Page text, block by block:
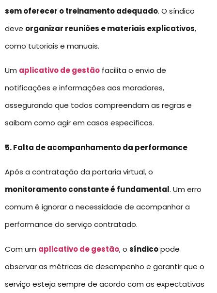
sem oferecer o treinamento adequado. O síndico
deve organizar reuniões e materiais explicativos,
como tutoriais e manuais.
Um aplicativo de gestão facilita o envio de
notificações e informações aos moradores,
assegurando que todos compreendam as regras e
saibam como agir em casos específicos.
5. Falta de acompanhamento da performance
Após a contratação da portaria virtual, o
monitoramento constante é fundamental. Um erro
comum é ignorar a necessidade de acompanhar a
performance do serviço contratado.
Com um aplicativo de gestão, o síndicopode
observar as métricas de desempenho e garantir que o
serviço esteja sempre de acordo com as expectativas